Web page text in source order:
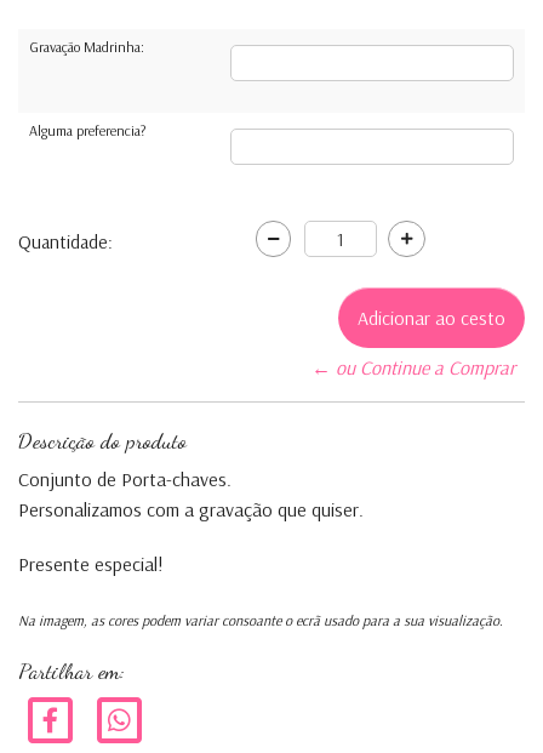
Gravação Madrinha:
Alguma preferencia?
Quantidade:
← ou Continue a Comprar
Descrição do produto
Conjunto de Porta-chaves.
Personalizamos com a gravação que quiser.
Presente especial!
Na imagem, as cores podem variar consoante o ecrã usado para a sua visualização.
Partilhar em: